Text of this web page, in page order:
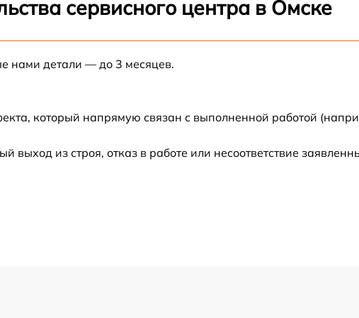
от 30 мин
сервисного центра в Омске
нами детали — до 3 месяцев.
который напрямую связан с выполненной работой
из строя, отказ в работе или несоответствие